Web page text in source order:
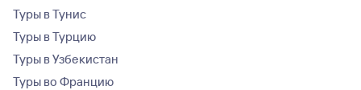
Туры в Тунис
Туры в Турцию
Туры в Узбекистан
Туры во Францию